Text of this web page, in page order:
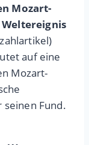
Mozart-
auf eine
Mozart-
Fund.